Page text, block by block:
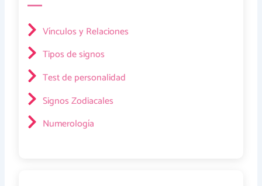
Vínculos y Relaciones
Tipos de signos
Test de personalidad
Signos Zodiacales
Numerología